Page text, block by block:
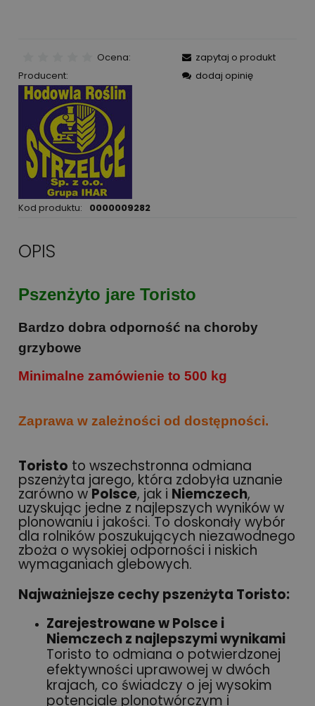
Ocena:
Producent:
Kod produktu: 0000009282
zapytaj o produkt
dodaj opinię
OPIS
Pszenżyto jare Toristo
Bardzo dobra odporność na choroby
grzybowe
Minimalne zamówienie to 500 kg
Zaprawa w zależności od dostępności.
Toristo to wszechstronna odmiana
pszenżyta jarego, która zdobyła uznanie
zarówno wPolsce, jak i Niemczech,
uzyskując jedne z najlepszych wyników w
plonowaniu i jakości. To doskonały wybór
dla rolników poszukujących niezawodnego
zboża o wysokiej odporności i niskich
wymaganiach glebowych.
Najważniejsze cechy pszenżyta Toristo:
Zarejestrowane w Polsce i
Niemczech z najlepszymi wynikami
Toristo to odmiana o potwierdzonej
efektywności uprawowej w dwóch
krajach, co świadczy o jej wysokim
potencjale plonotwórczym i